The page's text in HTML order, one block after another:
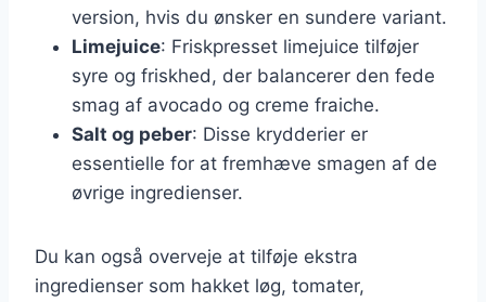
version, hvis du ønsker en sundere variant.
Limejuice: Friskpresset limejuice tilføjer
syre og friskhed, der balancerer den fede
smag af avocado og creme fraiche.
Salt og peber: Disse krydderier er
essentielle for at fremhæve smagen af de
øvrige ingredienser.
Du kan også overveje at tilføje ekstra
ingredienser som hakket løg, tomater,